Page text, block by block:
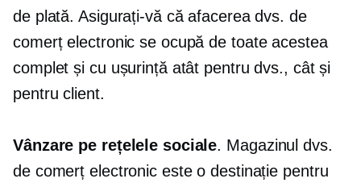
de plată. Asigurați-vă că afacerea dvs. de
comerț electronic se ocupă de toate acestea
complet și cu ușurință atât pentru dvs., cât și
pentru client.
Vânzare pe rețelele sociale. Magazinul dvs.
de comerț electronic este o destinație pentru